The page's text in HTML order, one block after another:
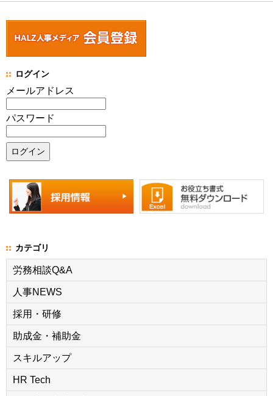
ログイン
メールアドレス
パスワード
カテゴリ
労務相談Q&A
人事NEWS
採用・研修
助成金・補助金
スキルアップ
HR Tech